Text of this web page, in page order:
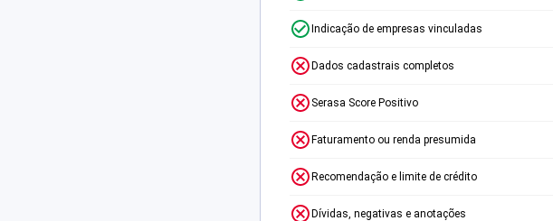
Indicação de empresas vinculadas
Dados cadastrais completos
Serasa Score Positivo
Faturamento ou renda presumida
Recomendação e limite de crédito
Dívidas, negativas e anotações